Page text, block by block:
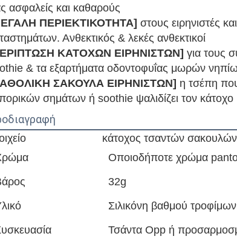
ασφαλείς και καθαρούς
ΠΕΡΙΕΚΤΙΚΟΤΗΤΑ] στους ειρηνιστές
Ανθεκτικός & λεκές ανθεκτικοί
ΚΑΤΟΧΩΝ ΕΙΡΗΝΙΣΤΩΝ] για τους
& τα εξαρτήματα οδοντοφυΐας μωρών
ΣΑΚΟΥΛΑ ΕΙΡΗΝΙΣΤΩΝ] η τσέπη
σημάτων ή soothie ψαλιδίζει τον κάτοχο
κάτοχος τσαντών
Οποιοδήποτε χρώμα
32g
Σιλικόνη βαθμού τροφίμων
Τσάντα Opp ή